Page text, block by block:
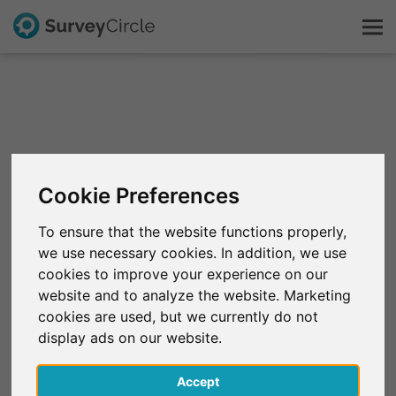
Cookie Preferences
To ensure that the website functions properly,
we use necessary cookies. In addition, we use
cookies to improve your experience on our
website and to analyze the website. Marketing
cookies are used, but we currently do not
display ads on our website.
Accept
Onderzoek verkennen
FAQ
Gratis registreren
Inloggen
English